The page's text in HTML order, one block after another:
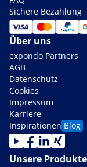
Sichere Bezahlung
Über uns
expondo Partners
AGB
Datenschutz
Cookies
Impressum
Karriere
Inspirationen Blog
Unsere Produkte